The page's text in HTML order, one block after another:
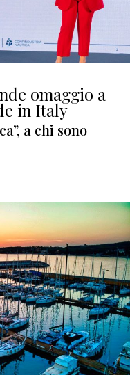
omaggio a
in Italy
a chi sono